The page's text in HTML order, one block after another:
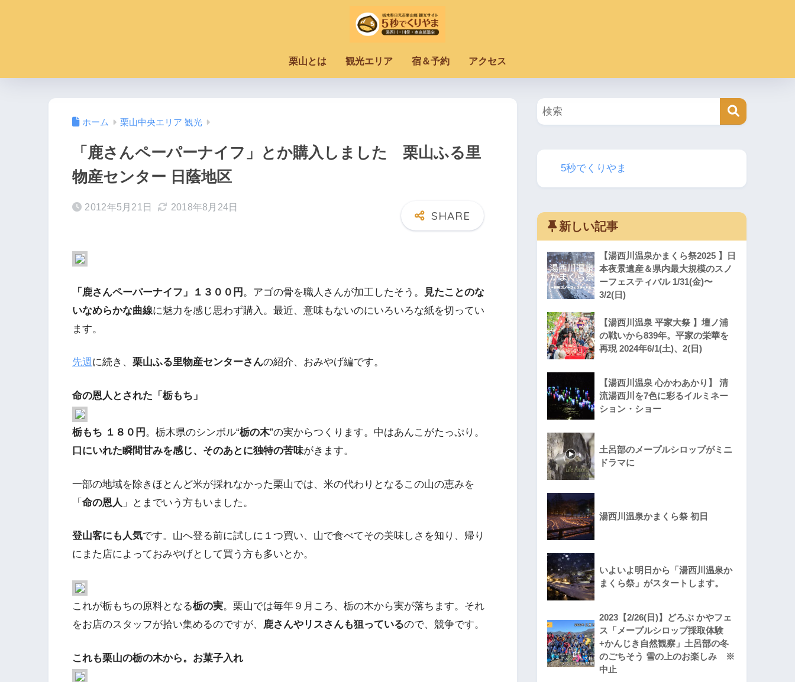
栗山とは 観光エリア 宿＆予約 アクセス
ホーム 栗山中央エリア 観光
「鹿さんペーパーナイフ」とか購入しました 栗山ふる里
物産センター 日蔭地区
2012年5月21日 2018年8月24日
「鹿さんペーパーナイフ」１３００円 。アゴの骨を職人さんが加工したそう。
見たことのな
いなめらかな曲線に魅力を感じ思わず購入。最近、意味もないのにいろいろな紙を切ってい
ます。
先週に続き、 栗山ふる里物産センターさんの紹介、おみやげ編です。
命の恩人とされた「栃もち」
栃もち １８０円 。栃木県のシンボル“栃の木”の実からつくります。中はあんこがたっぷり。
口にいれた瞬間甘みを感じ、そのあとに独特の苦味がきます。
一部の地域を除きほとんど米が採れなかった栗山では、米の代わりとなるこの山の恵みを
「 命の恩人 」とまでいう方もいました。
登山客にも人気です。山へ登る前に試しに１つ買い、山で食べてその美味しさを知り、帰り
にまた店によっておみやげとして買う方も多いとか。
これが栃もちの原料となる栃の実。栗山では毎年９月ころ、栃の木から実が落ちます。それ
をお店のスタッフが拾い集めるのですが、 鹿さんやリスさんも狙っているので、競争です。
これも栗山の栃の木から。お菓子入れ
5秒でくりやま
新しい記事
【湯西川温泉かまくら祭2025 】日
本夜景遺産＆県内最大規模のスノ
ーフェスティバル 1/31(金)〜
3/2(日)
【湯西川温泉 平家大祭 】壇ノ浦
の戦いから839年。平家の栄華を
再現 2024年6/1(土)、2(日)
【湯西川温泉 心かわあかり】 清
流湯西川を7色に彩るイルミネー
ション・ショー
土呂部のメープルシロップがミニ
ドラマに
湯西川温泉かまくら祭 初日
いよいよ明日から「湯西川温泉か
まくら祭」がスタートします。
2023【2/26(日)】どろぶ かやフェ
ス「メープルシロップ採取体験
+かんじき自然観察」土呂部の冬
のごちそう 雪の上のお楽しみ ※
中止